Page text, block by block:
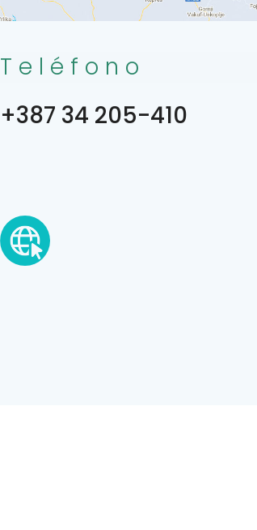
Teléfono
+387 34 205-410